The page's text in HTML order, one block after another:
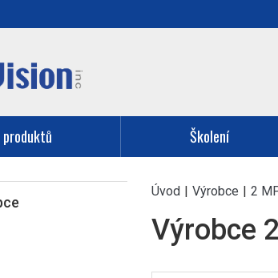
Školení
Úvod | Výrobce | 2
Výrobce